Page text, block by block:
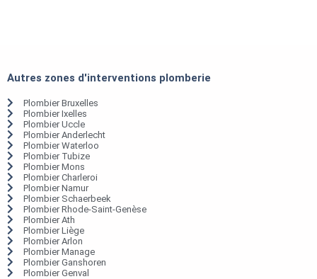
Autres zones d'interventions plomberie
Plombier Bruxelles
Plombier Ixelles
Plombier Uccle
Plombier Anderlecht
Plombier Waterloo
Plombier Tubize
Plombier Mons
Plombier Charleroi
Plombier Namur
Plombier Schaerbeek
Plombier Rhode-Saint-Genèse
Plombier Ath
Plombier Liège
Plombier Arlon
Plombier Manage
Plombier Ganshoren
Plombier Genval